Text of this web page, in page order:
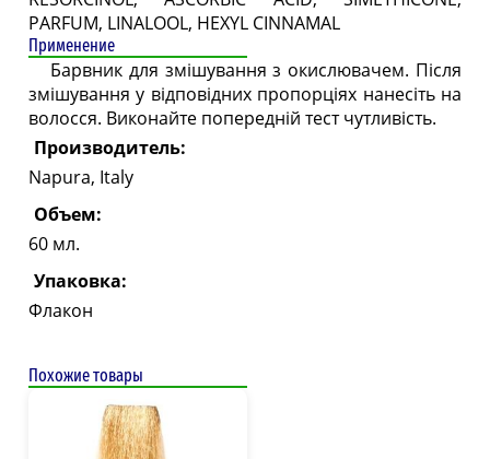
PARFUM, LINALOOL, HEXYL CINNAMAL
Применение
Барвник для змішування з окислювачем. Після
змішування у відповідних пропорціях нанесіть на
волосся. Виконайте попередній тест чутливість.
Производитель:
Napura, Italy
Объем:
60 мл.
Упаковка:
Флакон
Похожие товары